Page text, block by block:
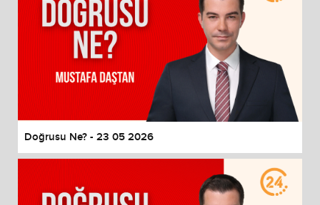
Doğrusu Ne? - 23 05 2026